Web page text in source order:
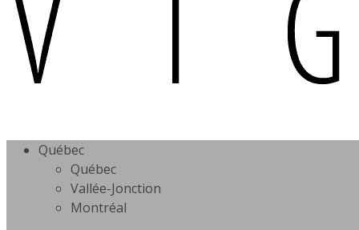
Québec
Québec
Vallée-Jonction
Montréal